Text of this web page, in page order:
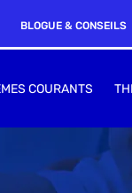
BLOGUE & CONSEILS
COURANTS